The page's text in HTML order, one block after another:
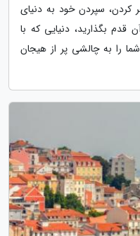
کردن، سپردن خود به دنیای
بگذارید، دنیایی که با
را به چالشی پر از هیجان